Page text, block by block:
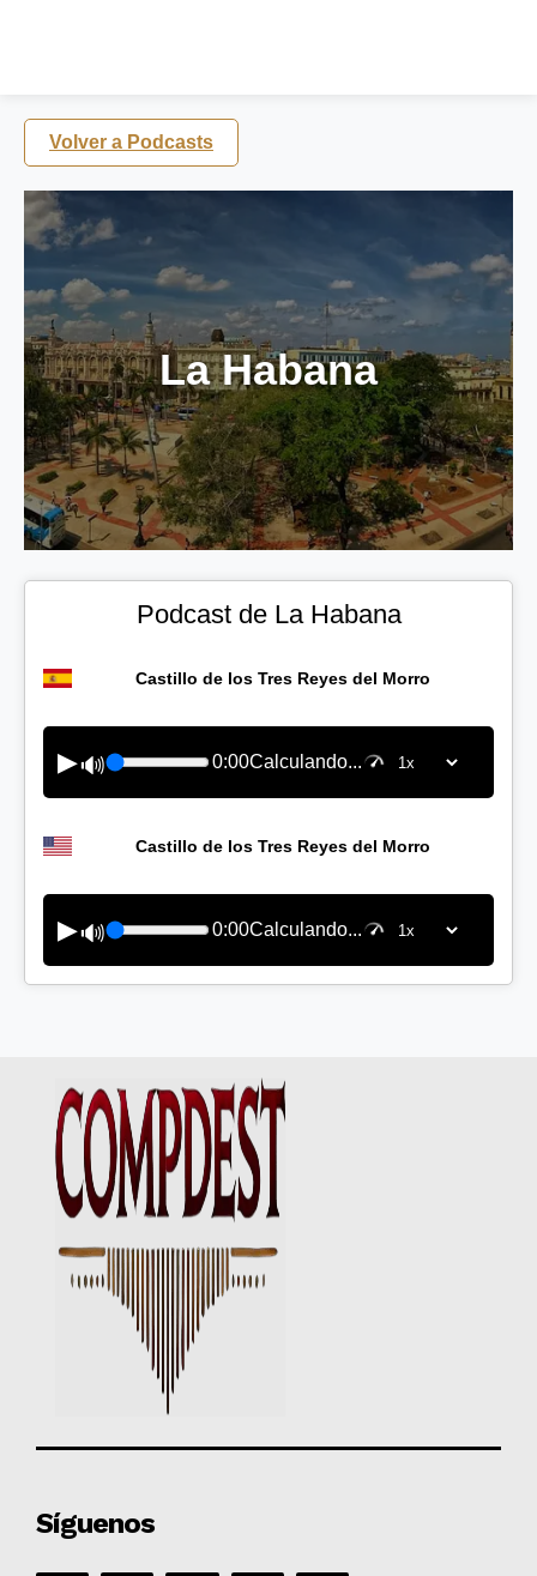
Volver a Podcasts
La Habana
Podcast de La Habana
Castillo de los Tres Reyes del Morro
▶🔊 0:00Calculando...
Castillo de los Tres Reyes del Morro
▶🔊 0:00Calculando...
Síguenos